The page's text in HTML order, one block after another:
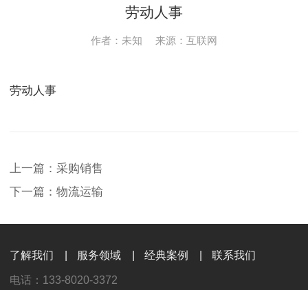
劳动人事
作者：未知 来源：互联网
劳动人事
上一篇：采购销售
下一篇：物流运输
了解我们 服务领域 经典案例
联系我们
电话：133-8020-3372